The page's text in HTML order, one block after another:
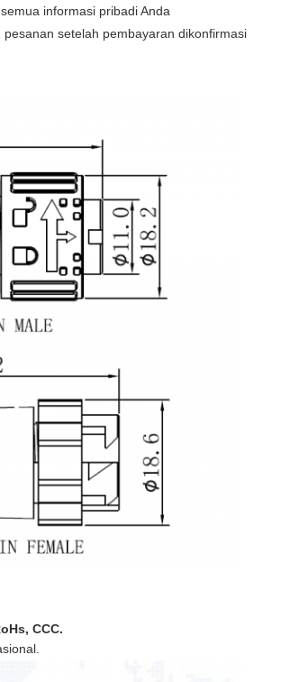
informasi pribadi Anda
setelah pembayaran dikonfirmasi
CCC.